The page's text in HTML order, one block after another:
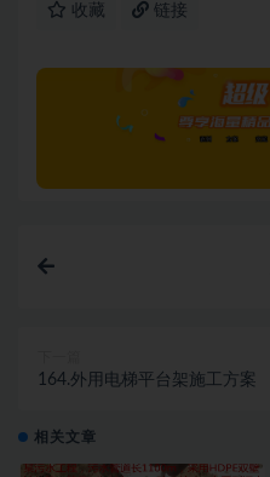
收藏 链接
164.外用电梯平台架施工方案
相关文章